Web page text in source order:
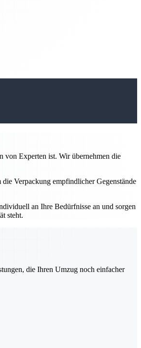
von Experten ist. Wir übernehmen die
Verpackung empfindlicher Gegenstände
an Ihre Bedürfnisse an und sorgen
steht.
die Ihren Umzug noch einfacher